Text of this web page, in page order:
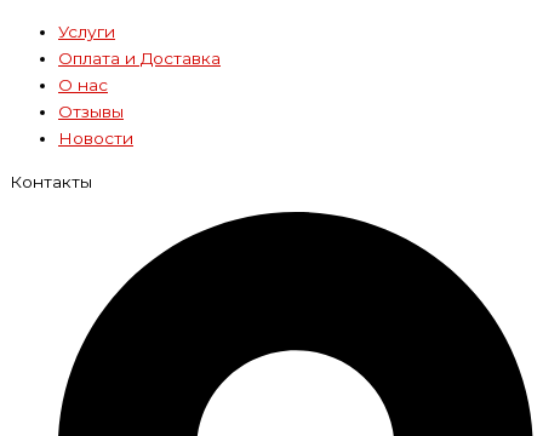
Услуги
Оплата и Доставка
О нас
Отзывы
Новости
Контакты